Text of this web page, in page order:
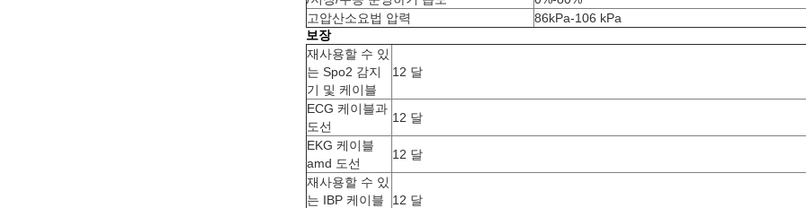
고압산소요법 압력
86kPa-106 kPa
보장
재사용할 수 있
는 Spo2 감지
기 및 케이블
12 달
ECG 케이블과
도선
12 달
EKG 케이블
amd 도선
12 달
재사용할 수 있
는 IBP 케이블
12 달